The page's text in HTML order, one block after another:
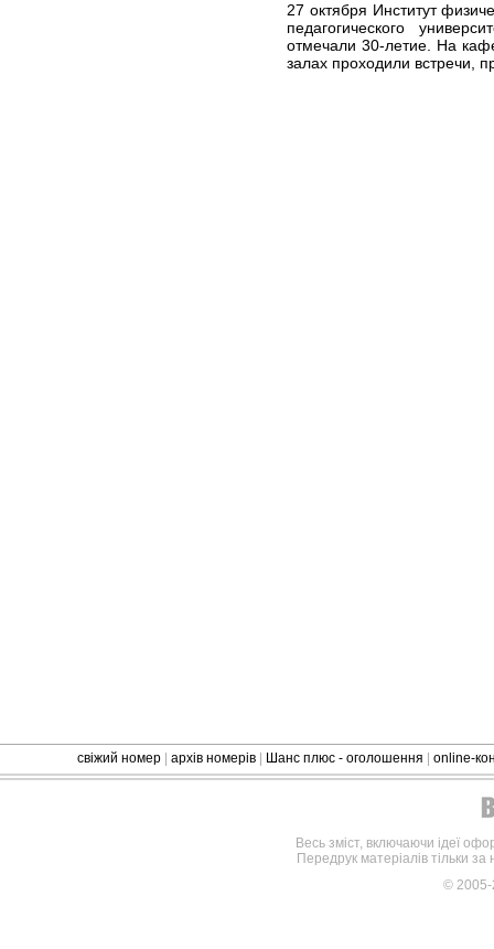
27 октября Институт
педагогического
отмечали 30-летие. На
залах проходили встречи,
свіжий номер архів номерів Шанс плюс - оголошення online-
Весь зміст, включаючи ідеї
Передрук матеріалів тільки
©